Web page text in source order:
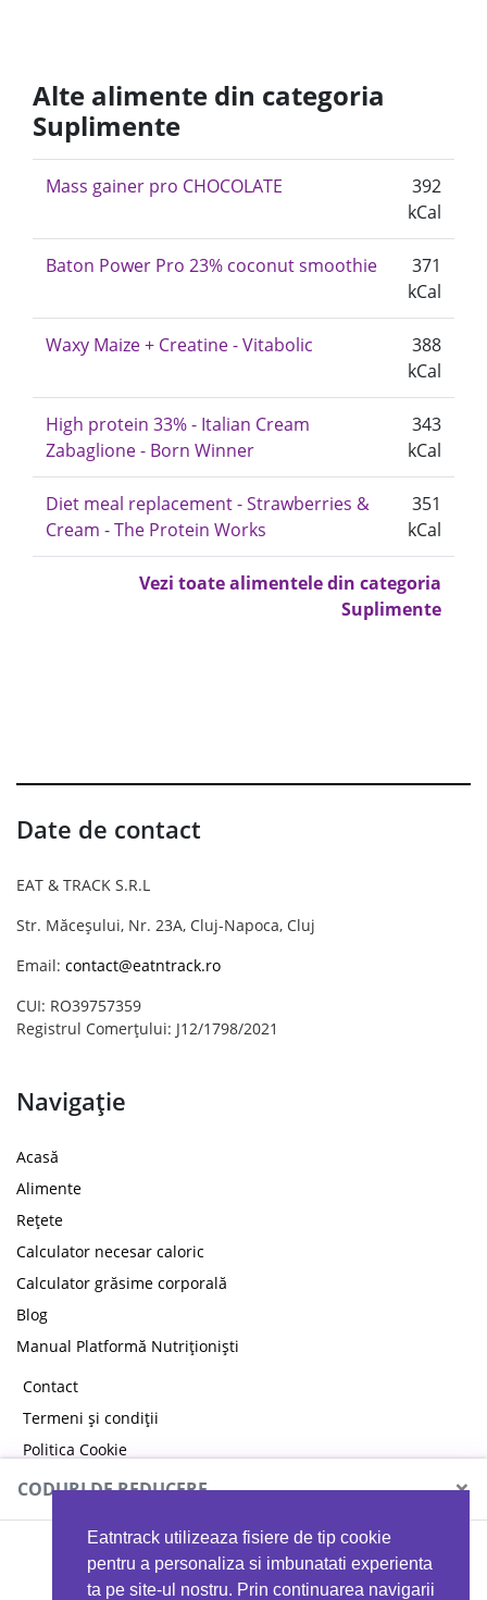
Eatntrack utilizeaza fisiere de tip cookie
pentru a personaliza si imbunatati experienta
ta pe site-ul nostru. Prin continuarea navigarii
Alte alimente din categoria
Suplimente
Mass gainer pro CHOCOLATE
392
kCal
Baton Power Pro 23% coconut smoothie
371
kCal
Waxy Maize + Creatine - Vitabolic
388
kCal
High protein 33% - Italian Cream
Zabaglione - Born Winner
343
kCal
Diet meal replacement - Strawberries &
Cream - The Protein Works
351
kCal
Vezi toate alimentele din categoria
Suplimente
Date de contact
EAT & TRACK S.R.L
Str. Măceșului, Nr. 23A, Cluj-Napoca, Cluj
Email: contact@eatntrack.ro
CUI: RO39757359
Registrul Comerțului: J12/1798/2021
Navigație
Acasă
Alimente
Rețete
Calculator necesar caloric
Calculator grăsime corporală
Blog
Manual Platformă Nutriționiști
Contact
Termeni și condiții
Politica Cookie
Politica de confidențialitate
CODURI DE REDUCERE ×
MYPROTEIN